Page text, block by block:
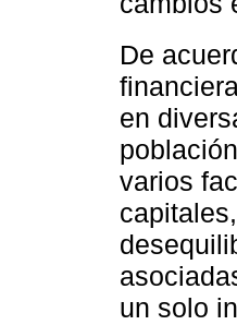
De
en
varios
un solo